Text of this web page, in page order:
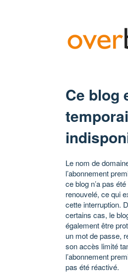
Ce blog
Le nom de
l’abonnement
ce blog n’a pas été
renouvelé, ce qui
cette interruption.
certains cas, le
également être
un mot de passe,
son accès limité
l’abonnement
pas été réactivé.